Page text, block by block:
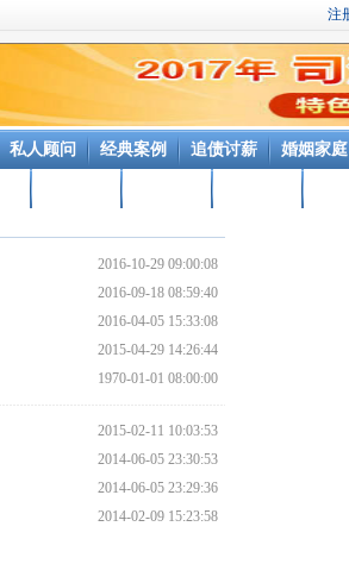
私人顾问 经典案例 追债讨薪 婚姻家庭
2016-10-29 09:00:08
2016-09-18 08:59:40
2016-04-05 15:33:08
2015-04-29 14:26:44
1970-01-01 08:00:00
2015-02-11 10:03:53
2014-06-05 23:30:53
2014-06-05 23:29:36
2014-02-09 15:23:58